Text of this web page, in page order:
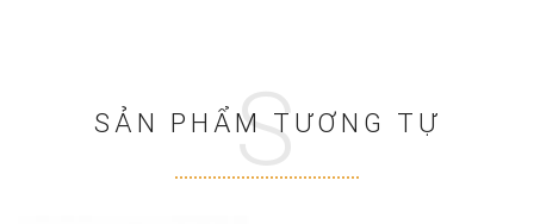
SẢN PHẨM TƯƠNG TỰ
S